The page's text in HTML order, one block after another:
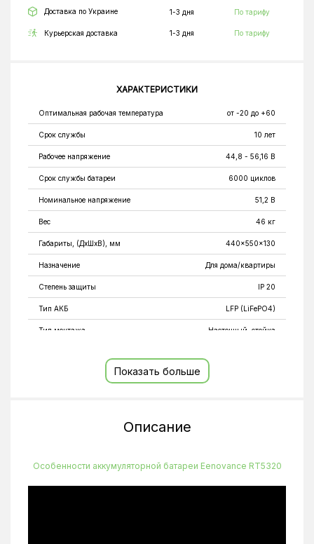
Доставка по Украине 1-3 дня По тарифу
Курьерская доставка 1-3 дня По тарифу
ХАРАКТЕРИСТИКИ
Оптимальная рабочая температура от -20 до +60
Срок службы 10 лет
Рабочее напряжение 44,8 - 56,16 В
Срок службы батареи 6000 циклов
Номинальное напряжение 51,2 В
Вес 46 кг
Габариты, (ДхШхВ), мм 440×550×130
Назначение Для дома/квартиры
Степень защиты IP 20
Тип АКБ LFP (LiFePO4)
Тип монтажа Настенный, стойка
Показать больше
Описание
Особенности аккумуляторной батареи Eenovance RT5320